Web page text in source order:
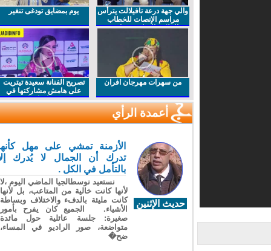
والي جهة درعة تافيلالت يترأس
مراسم الإنصات للخطاب
الملكي السامي بمناسبة
يوم بمضايق تودغى تنغير
من سهرات مهرجان افران
تصريح الفنانة سعيدة تيتريت
على هامش مشاركتها في
مهرجان افران
أعمدة الرأي
حديث الإثنين
الأزمنة تمشي على مهل كأنها
تدرك أن الجمال لا يُدرك إلا
بالتأمل في الكل .
نستعيد نوسطالجيا الماضي اليوم ،لا
لأنها كانت خالية من المتاعب، بل لأنها
كانت مليئة بالدفء والاختلاف وبساطة
الأشياء. الجميع كان يفرح بأمور
صغيرة: جلسة عائلية حول مائدة
متواضعة، صور الراديو في المساء،
ضح�